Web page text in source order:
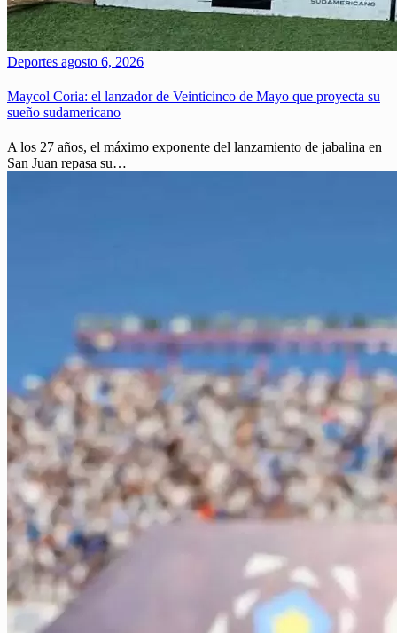
Deportes agosto 6, 2026
Maycol Coria: el lanzador de Veinticinco de Mayo que proyecta su
sueño sudamericano
A los 27 años, el máximo exponente del lanzamiento de jabalina en
San Juan repasa su…